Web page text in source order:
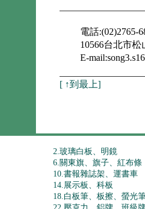
電話:(02)2765-
10566台北市
E-
[ ↑到最上]
2.玻璃白板、明鏡
6.關東旗、旗子、紅布條
10.書報雜誌架、運書車
14.展示板、科板
18.白板筆、板擦、螢光